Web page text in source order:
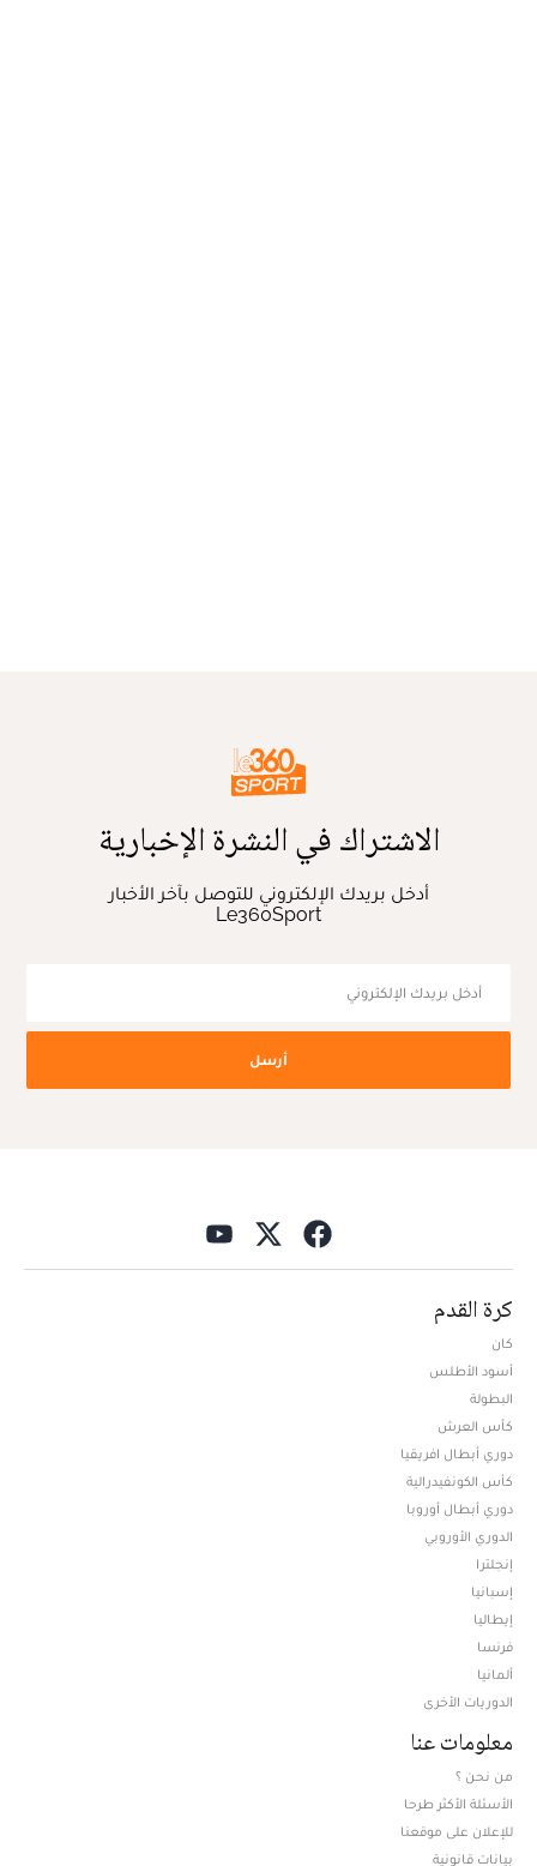
الاشتراك في النشرة الإخبارية
أدخل بريدك الإلكتروني للتوصل بآخر الأخبار
Le360Sport
أرسل
كرة القدم
كان
أسود الأطلس
البطولة
كأس العرش
دوري أبطال افريقيا
كأس الكونفيدرالية
دوري أبطال أوروبا
الدوري الأوروبي
إنجلترا
إسبانيا
إيطاليا
فرنسا
ألمانيا
الدوريات الأخرى
معلومات عنا
من نحن ؟
الأسئلة الأكثر طرحا
للإعلان على موقعنا
بيانات قانونية